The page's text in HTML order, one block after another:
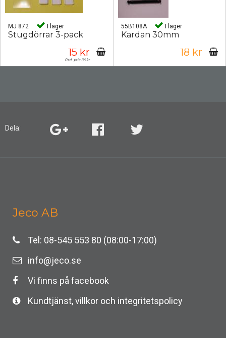
MJ 872 I lager
Stugdörrar 3-pack
15 kr
Ord. pris 36 kr
55B108A I lager
Kardan 30mm
18 kr
Dela:
Jeco AB
Tel: 08-545 553 80 (08:00-17:00)
info@jeco.se
Vi finns på facebook
Kundtjänst, villkor och integritetspolicy